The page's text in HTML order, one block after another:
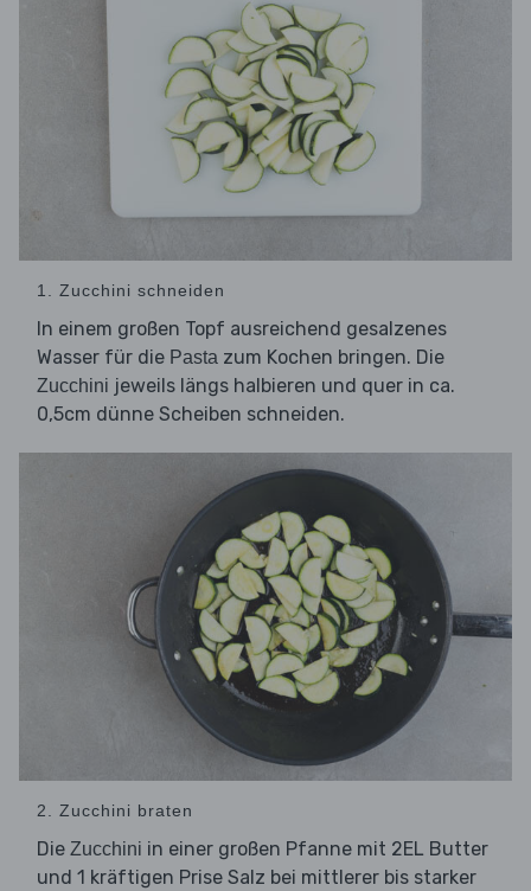
1. Zucchini schneiden
In einem großen Topf ausreichend gesalzenes
Wasser für die Pasta zum Kochen bringen. Die
Zucchini jeweils längs halbieren und quer in ca.
0,5cm dünne Scheiben schneiden.
2. Zucchini braten
Die Zucchini in einer großen Pfanne mit 2EL Butter
und 1 kräftigen Prise Salz bei mittlerer bis starker